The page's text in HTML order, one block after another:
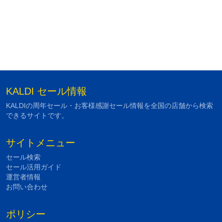
KALDI セール情報
KALDIの周年セール・お客様感謝セール情報を全国の店舗から検索
できるサイトです。
サイトメニュー
セール検索
セール活用ガイド
運営者情報
お問い合わせ
ポリシー